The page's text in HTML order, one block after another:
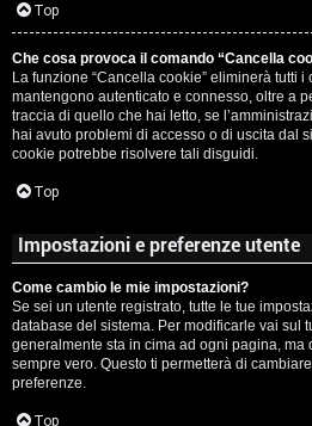
i
v
i
e
r
c
a
Top
Che cosa provoca il comando “Cancella
La funzione “Cancella cookie” eliminerà tutti
mantengono autenticato e connesso, oltre a
traccia di quello che hai letto, se
hai avuto problemi di accesso o di uscita dal
cookie potrebbe risolvere tali disguidi.
Top
Impostazioni e preferenze utente
Come cambio le mie impostazioni?
Se sei un utente registrato, tutte le tue
database del sistema. Per modificarle vai sul
generalmente sta in cima ad ogni pagina, ma
sempre vero. Questo ti permetterà di
preferenze.
Top
c
a
:
C
D
V
i
n
i